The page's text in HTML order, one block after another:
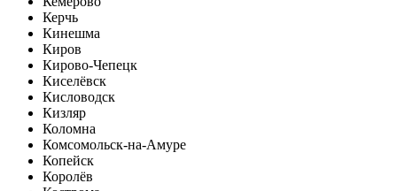
Керчь
Кинешма
Киров
Кирово-Чепецк
Киселёвск
Кисловодск
Кизляр
Коломна
Комсомольск-на-Амуре
Копейск
Королёв